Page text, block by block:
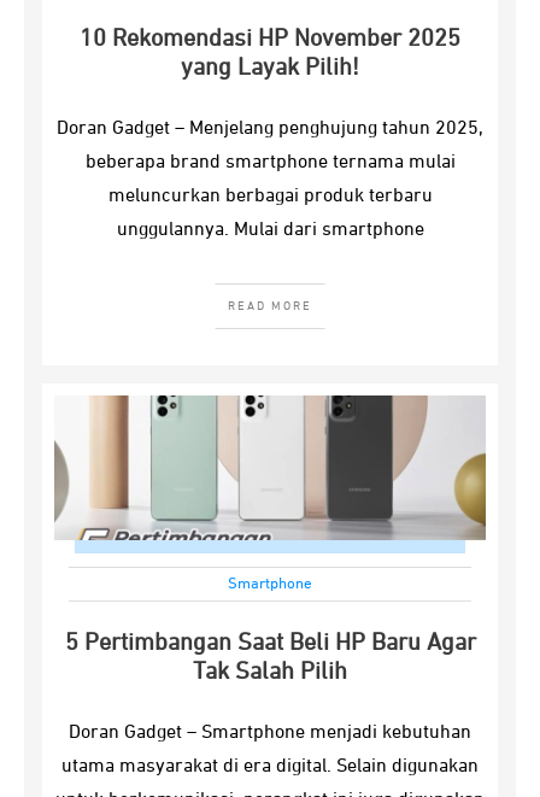
10 Rekomendasi HP November 2025
yang Layak Pilih!
Doran Gadget – Menjelang penghujung tahun 2025,
beberapa brand smartphone ternama mulai
meluncurkan berbagai produk terbaru
unggulannya. Mulai dari smartphone
READ MORE
Smartphone
5 Pertimbangan Saat Beli HP Baru Agar
Tak Salah Pilih
Doran Gadget – Smartphone menjadi kebutuhan
utama masyarakat di era digital. Selain digunakan